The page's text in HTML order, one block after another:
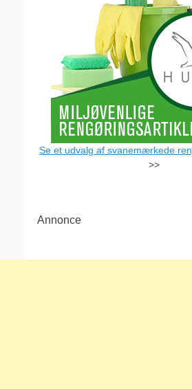
Se et udvalg af svanemærkede
>>
Annonce